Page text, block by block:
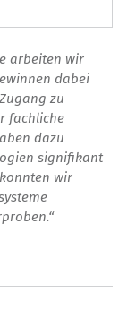
arbeiten wir
dabei
zu
fachliche
dazu
signifikant
wir